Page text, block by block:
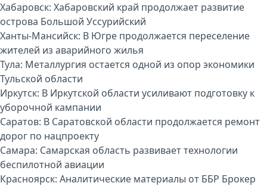
Хабаровск: Хабаровский край продолжает развитие
острова Большой Уссурийский
Ханты-Мансийск: В Югре продолжается переселение
жителей из аварийного жилья
Тула: Металлургия остается одной из опор экономики
Тульской области
Иркутск: В Иркутской области усиливают подготовку к
уборочной кампании
Саратов: В Саратовской области продолжается ремонт
дорог по нацпроекту
Самара: Самарская область развивает технологии
беспилотной авиации
Красноярск: Аналитические материалы от ББР Брокер